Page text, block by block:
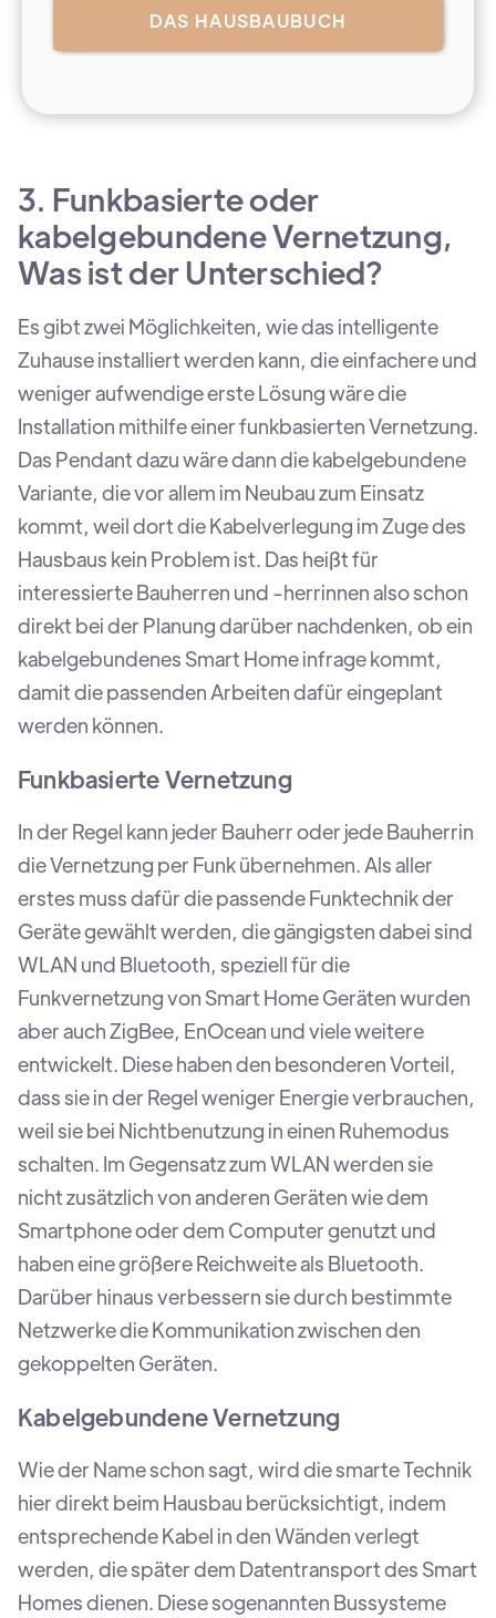
DAS HAUSBAUBUCH
3. Funkbasierte oder
kabelgebundene Vernetzung,
Was ist der Unterschied?
Es gibt zwei Möglichkeiten, wie das intelligente
Zuhause installiert werden kann, die einfachere und
weniger aufwendige erste Lösung wäre die
Installation mithilfe einer funkbasierten Vernetzung.
Das Pendant dazu wäre dann die kabelgebundene
Variante, die vor allem im Neubau zum Einsatz
kommt, weil dort die Kabelverlegung im Zuge des
Hausbaus kein Problem ist. Das heißt für
interessierte Bauherren und -herrinnen also schon
direkt bei der Planung darüber nachdenken, ob ein
kabelgebundenes Smart Home infrage kommt,
damit die passenden Arbeiten dafür eingeplant
werden können.
Funkbasierte Vernetzung
In der Regel kann jeder Bauherr oder jede Bauherrin
die Vernetzung per Funk übernehmen. Als aller
erstes muss dafür die passende Funktechnik der
Geräte gewählt werden, die gängigsten dabei sind
WLAN und Bluetooth, speziell für die
Funkvernetzung von Smart Home Geräten wurden
aber auch ZigBee, EnOcean und viele weitere
entwickelt. Diese haben den besonderen Vorteil,
dass sie in der Regel weniger Energie verbrauchen,
weil sie bei Nichtbenutzung in einen Ruhemodus
schalten. Im Gegensatz zum WLAN werden sie
nicht zusätzlich von anderen Geräten wie dem
Smartphone oder dem Computer genutzt und
haben eine größere Reichweite als Bluetooth.
Darüber hinaus verbessern sie durch bestimmte
Netzwerke die Kommunikation zwischen den
gekoppelten Geräten.
Kabelgebundene Vernetzung
Wie der Name schon sagt, wird die smarte Technik
hier direkt beim Hausbau berücksichtigt, indem
entsprechende Kabel in den Wänden verlegt
werden, die später dem Datentransport des Smart
Homes dienen. Diese sogenannten Bussysteme